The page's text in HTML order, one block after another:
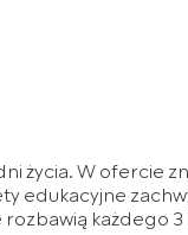
życia. W ofercie
edukacyjne
każdego 3